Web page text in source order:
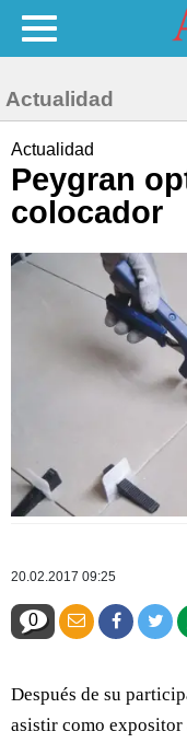
Actualidad
Actualidad
Peygran
colocador
20.02.2017 09:25
0
Después de su
asistir como